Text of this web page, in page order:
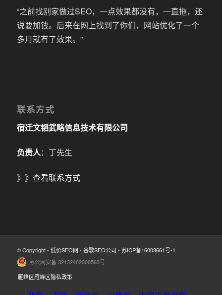
“之前找别家做过SEO，一点效果都没有，一直拖，还
说要加钱。后来在网上找到了你们，网站优化了一个
多月就有了效果。”
联系方式
宿迁文韬武略信息技术有限公司
负责人：丁先生
》》 查看联系方式
© Copyright - 低价SEO网 - 谷歌SEO公司 - 苏ICP备16003661号-1
苏公网安备 32132402000563号
雁峰区雁峰区隐私政策